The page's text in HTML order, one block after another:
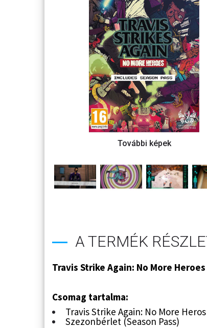
A TERMÉK
Travis Strike Again: No More
Csomag tartalma:
Travis Strike Again: No More
Szezonbérlet (Season Pass)